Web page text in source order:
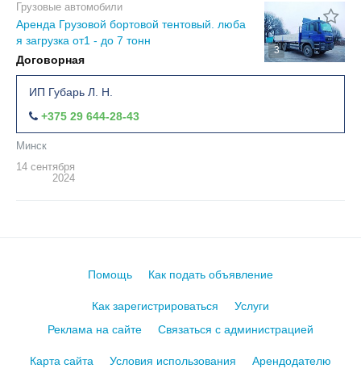
3
Грузовые автомобили
Аренда Грузовой бортовой те­­нтовый. люба
я загрузка от1 - до 7 тонн
Договорная
ИП Губарь Л. Н.
+375 29 644-28-43
Минск
14 сентября
2024
Помощь Как подать объявление
Как зарегистрироваться
Услуги
Реклама на сайте
Связаться с администрацией
Карта сайта Условия использования Арендодателю